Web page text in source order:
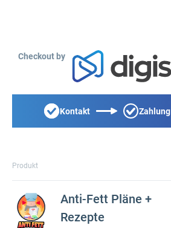
Checkout by
Kontakt Zahlung
Produkt
Anti-Fett Pläne +
Rezepte